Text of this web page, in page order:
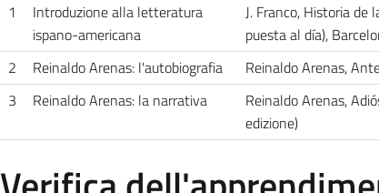
1
Introduzione alla letteratura
ispano-americana
J. Franco, Historia de
puesta al día),
2
Reinaldo Arenas: l'autobiografia
Reinaldo Arenas,
3
Reinaldo Arenas: la narrativa
Reinaldo Arenas,
edizione)